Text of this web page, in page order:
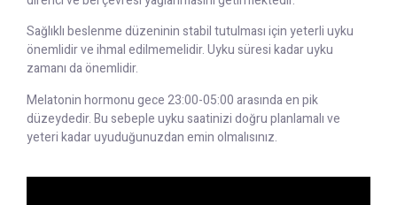
Sağlıklı beslenme düzeninin stabil tutulması için yeterli uyku
önemlidir ve ihmal edilmemelidir. Uyku süresi kadar uyku
zamanı da önemlidir.
Melatonin hormonu gece 23:00-05:00 arasında en pik
düzeydedir. Bu sebeple uyku saatinizi doğru planlamalı ve
yeteri kadar uyuduğunuzdan emin olmalısınız.